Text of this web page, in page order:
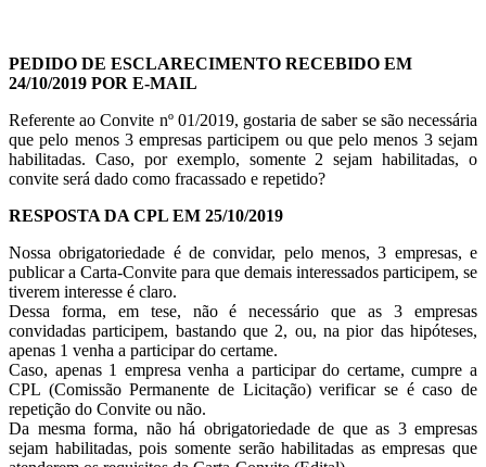
PEDIDO DE ESCLARECIMENTO RECEBIDO EM
24/10/2019 POR E-MAIL
Referente ao Convite nº 01/2019, gostaria de saber se são necessária
que pelo menos 3 empresas participem ou que pelo menos 3 sejam
habilitadas. Caso, por exemplo, somente 2 sejam habilitadas, o
convite será dado como fracassado e repetido?
RESPOSTA DA CPL EM 25/10/2019
Nossa obrigatoriedade é de convidar, pelo menos, 3 empresas, e
publicar a Carta-Convite para que demais interessados participem, se
tiverem interesse é claro.
Dessa forma, em tese, não é necessário que as 3 empresas
convidadas participem, bastando que 2, ou, na pior das hipóteses,
apenas 1 venha a participar do certame.
Caso, apenas 1 empresa venha a participar do certame, cumpre a
CPL (Comissão Permanente de Licitação) verificar se é caso de
repetição do Convite ou não.
Da mesma forma, não há obrigatoriedade de que as 3 empresas
sejam habilitadas, pois somente serão habilitadas as empresas que